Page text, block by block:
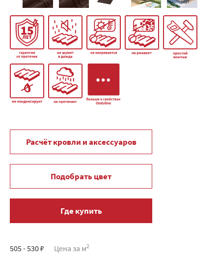
Расчёт кровли и аксессуаров
Подобрать цвет
Где купить
505 - 530 ₽ Цена за м2